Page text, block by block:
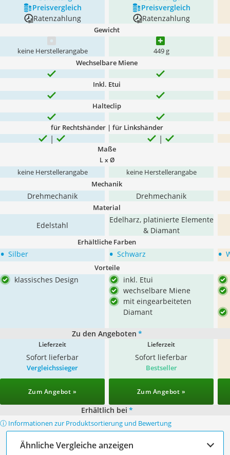
Preis­vergleich
Preis­vergleich
Ratenzahlung
Ratenzahlung
Gewicht
keine Herstellerangabe ‎449 g
Wechselbare Miene
Inkl. Etui
Halteclip
für Rechtshänder | für Linkshänder
Maße
L x Ø
keine Herstellerangabe keine Herstellerangabe
Mechanik
Drehmechanik Drehmechanik
Material
Edelstahl
Edelharz, platinierte Elemente
& Diamant
Erhältliche Farben
• Silber • Schwarz •
Vorteile
klassisches Design
inkl. Etui
wechselbare Miene
mit eingearbeiteten
Diamant
Zu den Angeboten *
Lieferzeit
Sofort lieferbar
Lieferzeit
Sofort lieferbar
Vergleichssieger
Zum Angebot »
Bestseller
Zum Angebot »
Erhältlich bei *
ⓘ Informationen zur Produktsortierung und Bewertung
Ähnliche Vergleiche anzeigen